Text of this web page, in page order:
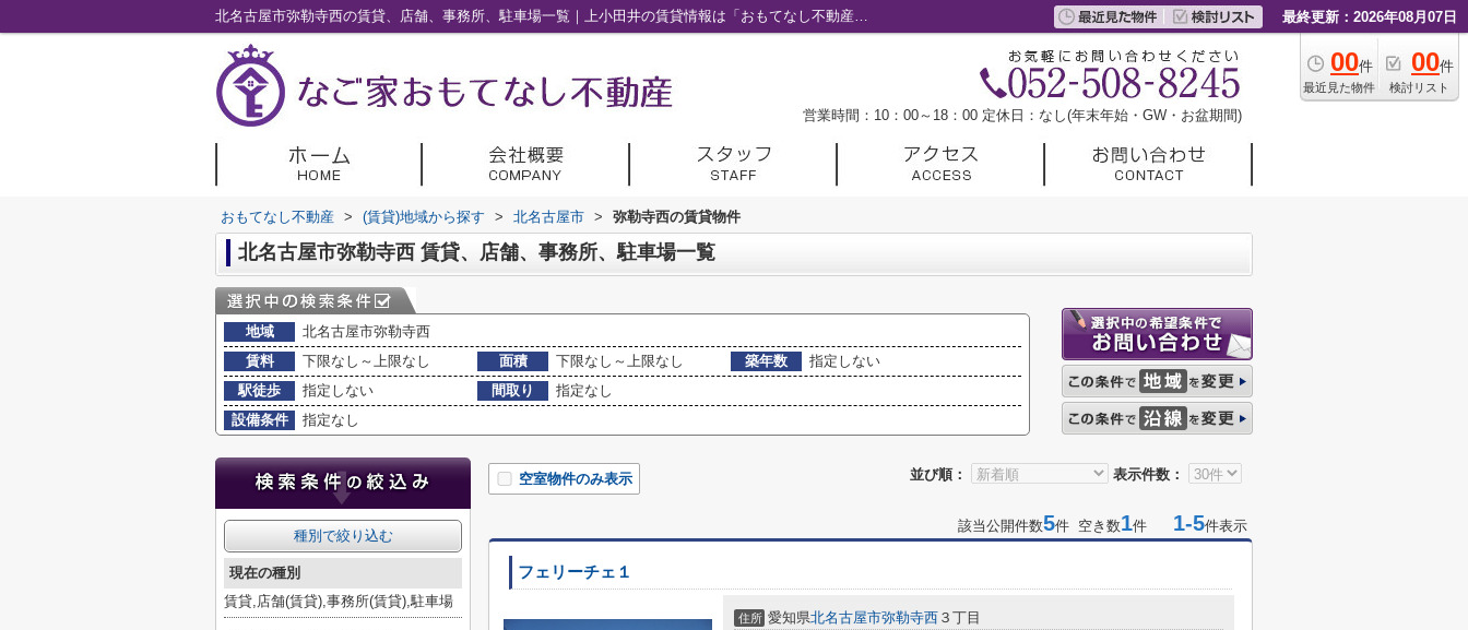
北名古屋市弥勒寺西の賃貸、店舗、事務所、駐車場一覧｜上小田井の賃貸情報は「おもてなし不動産」へ 最終更新：2026年08月07日
00件
最近見た物件
00件
検討リスト
営業時間：10：00～18：00 定休日：なし(年末年始・GW・お盆期間)
おもてなし不動産 > (賃貸)地域から探す > 北名古屋市 > 弥勒寺西の賃貸物件
北名古屋市弥勒寺西 賃貸、店舗、事務所、駐車場一覧
地域
北名古屋市弥勒寺西
賃料
下限なし～上限なし 面積 下限なし～上限なし 築年数
指定しない
駅徒歩
指定しない 間取り
指定なし
設備条件
指定なし
並び順： 表示件数：
空室物件のみ表示
該当公開件数5件 空き数1件 1-5件表示
フェリーチェ１
住所 愛知県北名古屋市弥勒寺西 ３丁目
種別で絞り込む
現在の種別
賃貸,店舗(賃貸),事務所(賃貸),駐車場